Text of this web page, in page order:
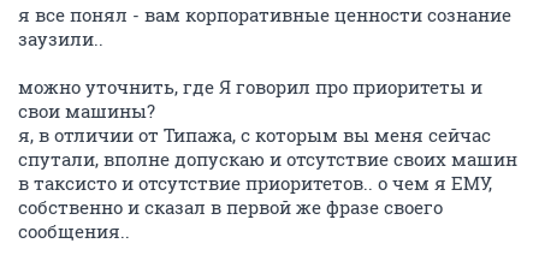
я все понял - вам корпоративные ценности сознание
заузили..
можно уточнить, где Я говорил про приоритеты и
свои машины?
я, в отличии от Типажа, с которым вы меня сейчас
спутали, вполне допускаю и отсутствие своих машин
в таксисто и отсутствие приоритетов.. о чем я ЕМУ,
собственно и сказал в первой же фразе своего
сообщения..